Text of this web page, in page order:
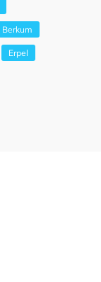
Berkum
Erpel